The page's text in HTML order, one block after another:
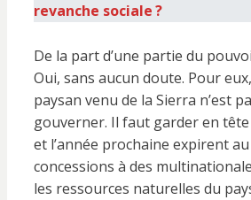
revanche sociale ?
De la part d’une partie du
Oui, sans aucun doute. Pour
paysan venu de la Sierra n’est
gouverner. Il faut garder en
et l’année prochaine expirent
concessions à des
les ressources naturelles du